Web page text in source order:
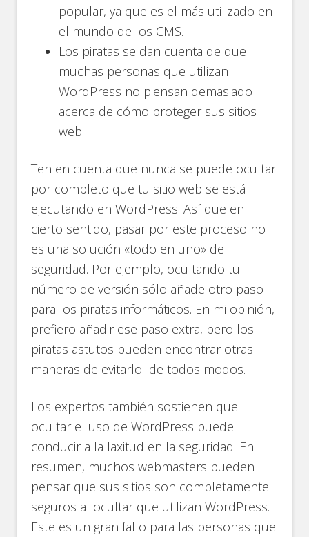
popular, ya que es el más utilizado en
el mundo de los CMS.
Los piratas se dan cuenta de que
muchas personas que utilizan
WordPress no piensan demasiado
acerca de cómo proteger sus sitios
web.
Ten en cuenta que nunca se puede ocultar
por completo que tu sitio web se está
ejecutando en WordPress. Así que en
cierto sentido, pasar por este proceso no
es una solución «todo en uno» de
seguridad. Por ejemplo, ocultando tu
número de versión sólo añade otro paso
para los piratas informáticos. En mi opinión,
prefiero añadir ese paso extra, pero los
piratas astutos pueden encontrar otras
maneras de evitarlo de todos modos.
Los expertos también sostienen que
ocultar el uso de WordPress puede
conducir a la laxitud en la seguridad. En
resumen, muchos webmasters pueden
pensar que sus sitios son completamente
seguros al ocultar que utilizan WordPress.
Este es un gran fallo para las personas que